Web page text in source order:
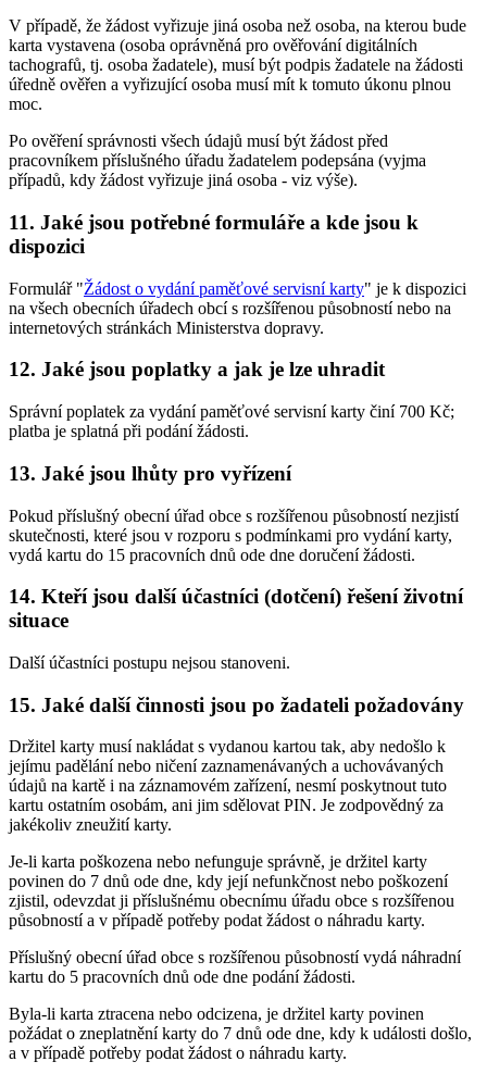
V případě, že žádost vyřizuje jiná osoba než osoba, na kterou bude
karta vystavena (osoba oprávněná pro ověřování digitálních
tachografů, tj. osoba žadatele), musí být podpis žadatele na žádosti
úředně ověřen a vyřizující osoba musí mít k tomuto úkonu plnou
moc.
Po ověření správnosti všech údajů musí být žádost před
pracovníkem příslušného úřadu žadatelem podepsána (vyjma
případů, kdy žádost vyřizuje jiná osoba - viz výše).
11. Jaké jsou potřebné formuláře a kde jsou k
dispozici
Formulář "Žádost o vydání paměťové servisní karty" je k dispozici
na všech obecních úřadech obcí s rozšířenou působností nebo na
internetových stránkách Ministerstva dopravy.
12. Jaké jsou poplatky a jak je lze uhradit
Správní poplatek za vydání paměťové servisní karty činí 700 Kč;
platba je splatná při podání žádosti.
13. Jaké jsou lhůty pro vyřízení
Pokud příslušný obecní úřad obce s rozšířenou působností nezjistí
skutečnosti, které jsou v rozporu s podmínkami pro vydání karty,
vydá kartu do 15 pracovních dnů ode dne doručení žádosti.
14. Kteří jsou další účastníci (dotčení) řešení životní
situace
Další účastníci postupu nejsou stanoveni.
15. Jaké další činnosti jsou po žadateli požadovány
Držitel karty musí nakládat s vydanou kartou tak, aby nedošlo k
jejímu padělání nebo ničení zaznamenávaných a uchovávaných
údajů na kartě i na záznamovém zařízení, nesmí poskytnout tuto
kartu ostatním osobám, ani jim sdělovat PIN. Je zodpovědný za
jakékoliv zneužití karty.
Je-li karta poškozena nebo nefunguje správně, je držitel karty
povinen do 7 dnů ode dne, kdy její nefunkčnost nebo poškození
zjistil, odevzdat ji příslušnému obecnímu úřadu obce s rozšířenou
působností a v případě potřeby podat žádost o náhradu karty.
Příslušný obecní úřad obce s rozšířenou působností vydá náhradní
kartu do 5 pracovních dnů ode dne podání žádosti.
Byla-li karta ztracena nebo odcizena, je držitel karty povinen
požádat o zneplatnění karty do 7 dnů ode dne, kdy k události došlo,
a v případě potřeby podat žádost o náhradu karty.